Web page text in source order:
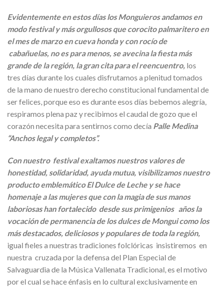
Evidentemente en estos días los Monguieros andamos en
modo festival y más orgullosos que corocito palmaritero en
el mes de marzo en cueva honda y con rocío de
cabañuelas, no es para menos, se avecina la fiesta más
grande de la región, la gran cita para el reencuentro, los
tres días durante los cuales disfrutamos a plenitud tomados
de la mano de nuestro derecho constitucional fundamental de
ser felices, porque eso es durante esos días bebemos alegría,
respiramos plena paz y recibimos el caudal de gozo que el
corazón necesita para sentirnos como decía Palle Medina
“Anchos legal y completos”.
Con nuestro festival exaltamos nuestros valores de
honestidad, solidaridad, ayuda mutua, visibilizamos nuestro
producto emblemático El Dulce de Leche y se hace
homenaje a las mujeres que con la magia de sus manos
laboriosas han fortalecido desde sus primigenios años la
vocación de permanencia de los dulces de Mongui como los
más destacados, deliciosos y populares de toda la región,
igual fieles a nuestras tradiciones folclóricas insistiremos en
nuestra cruzada por la defensa del Plan Especial de
Salvaguardia de la Música Vallenata Tradicional, es el motivo
por el cual se hace énfasis en lo cultural exclusivamente en